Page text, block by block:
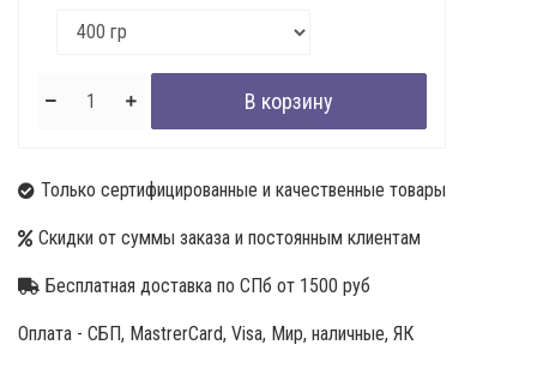
Только сертифицированные и качественные товары
Скидки от суммы заказа и постоянным клиентам
Бесплатная доставка по СПб от 1500 руб
Оплата - СБП, MastrerCard, Visa, Мир, наличные, ЯК